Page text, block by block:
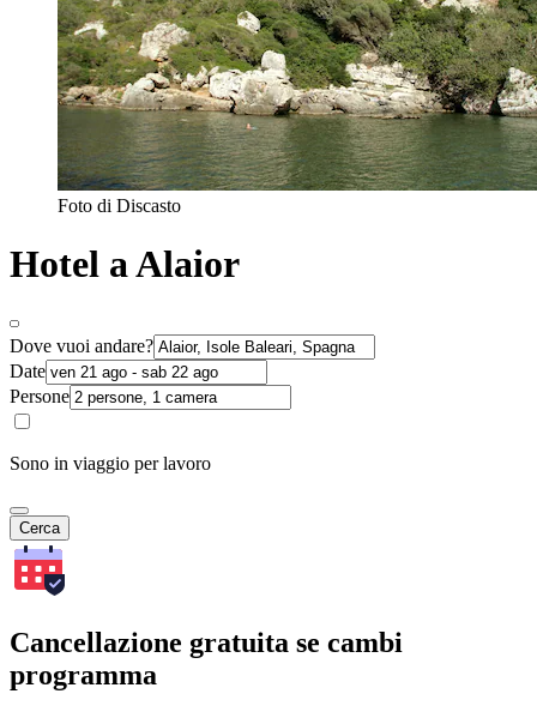
Foto di Discasto
Hotel a Alaior
Dove vuoi andare?
Date
Persone
Sono in viaggio per lavoro
Cerca
Cancellazione gratuita se cambi
programma